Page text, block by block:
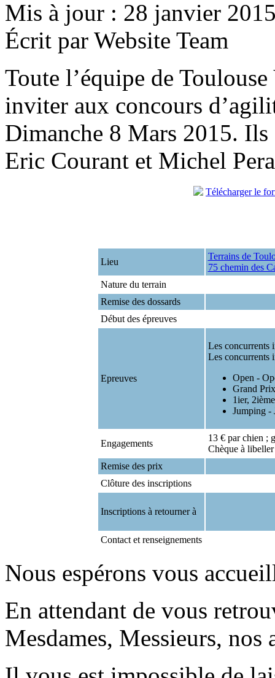
Mis à jour : 28 janvier
Écrit par Website Team
Toute l’équipe de
inviter aux concours
Dimanche 8 Mars 2015. Ils
Eric Courant et Michel
Télécharger le
Lieu
Terrains de
75 chemin des
Nature du terrain
Remise des dossards
Début des épreuves
Epreuves
Les concurrents
Les concurrents
Open -
Grand
1ier,
Jumping -
Engagements
13 € par chien ;
Chèque à
Remise des prix
Clôture des inscriptions
Inscriptions à retourner à
Contact et renseignements
Nous espérons vous
En attendant de vous
Mesdames, Messieurs,